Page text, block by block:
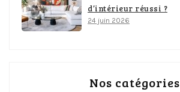
d’intérieur réussi ?
24 juin 2026
Nos catégories